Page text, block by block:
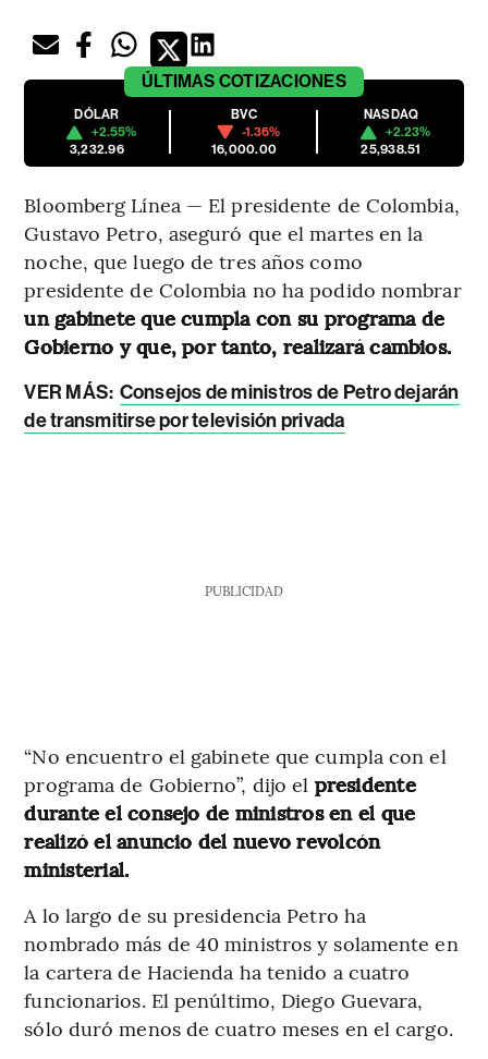
ÚLTIMAS COTIZACIONES
DÓLAR
+2.55%
3,232.96
BVC
-1.36%
16,000.00
NASDAQ
+2.23%
25,938.51
Bloomberg Línea — El presidente de Colombia,
Gustavo Petro, aseguró que el martes en la
noche, que luego de tres años como
presidente de Colombia no ha podido nombrar
un gabinete que cumpla con su programa de
Gobierno y que, por tanto, realizará cambios.
VER MÁS: Consejos de ministros de Petro dejarán
de transmitirse por televisión privada
PUBLICIDAD
“No encuentro el gabinete que cumpla con el
programa de Gobierno”, dijo el presidente
durante el consejo de ministros en el que
realizó el anuncio del nuevo revolcón
ministerial.
A lo largo de su presidencia Petro ha
nombrado más de 40 ministros y solamente en
la cartera de Hacienda ha tenido a cuatro
funcionarios. El penúltimo, Diego Guevara,
sólo duró menos de cuatro meses en el cargo.